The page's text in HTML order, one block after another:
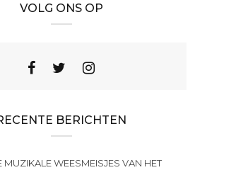
VOLG ONS OP
BERICHTEN
MUZIKALE WEESMEISJES VAN HET